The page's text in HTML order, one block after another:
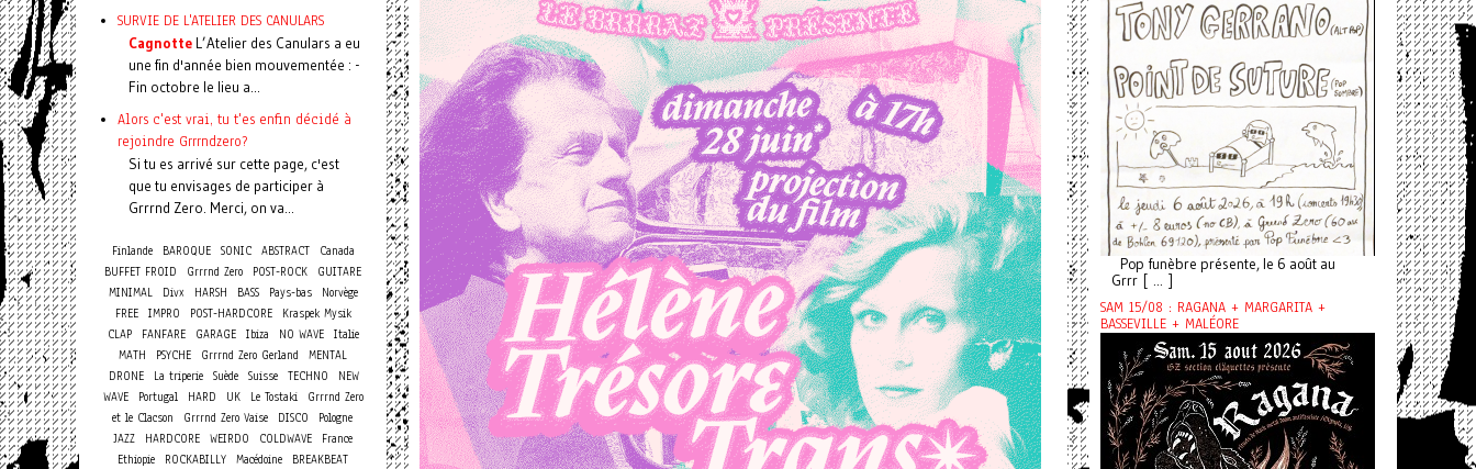
SURVIE DE L'ATELIER DES CANULARS
Cagnotte L’Atelier des Canulars a eu
une fin d'année bien mouvementée : -
Fin octobre le lieu a...
Alors c'est vrai, tu t'es enfin décidé à
rejoindre Grrrndzero?
Si tu es arrivé sur cette page, c'est
que tu envisages de participer à
Grrrnd Zero. Merci, on va...
Finlande BAROQUE SONIC ABSTRACT
Canada
BUFFET FROID
Grrrnd Zero POST-ROCK
GUITARE
MINIMAL
Divx HARSH BASS Pays-bas
Norvège
FREE
IMPRO POST-HARDCORE
Kraspek Mysik
CLAP
FANFARE GARAGE Ibiza NO WAVE
Italie
MATH
PSYCHE Grrrnd Zero Gerland
MENTAL
DRONE
La triperie Suède Suisse TECHNO
NEW
WAVE
Portugal HARD UK Le Tostaki
Grrrnd Zero
et le Clacson
Grrrnd Zero Vaise DISCO
Pologne
JAZZ
HARDCORE WEIRDO COLDWAVE
France
Ethiopie
ROCKABILLY Macédoine
BREAKBEAT
Pop funèbre présente, le 6 août au
Grrr [ ... ]
SAM 15/08 : RAGANA + MARGARITA +
BASSEVILLE + MALÉORE